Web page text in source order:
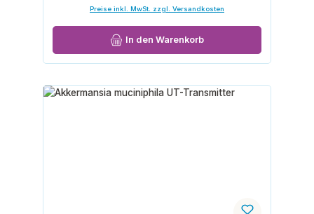
Preise inkl. MwSt. zzgl. Versandkosten
In den Warenkorb